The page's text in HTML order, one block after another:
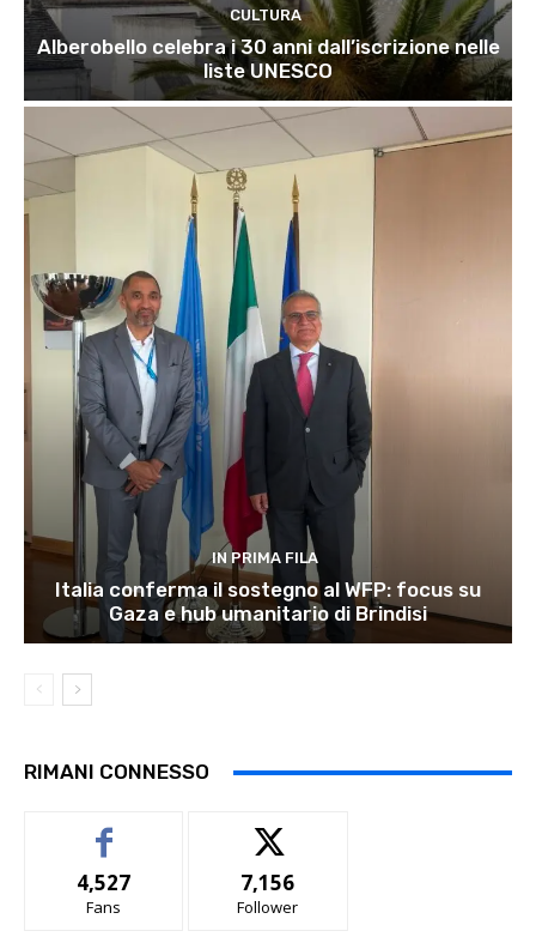
CULTURA
Alberobello celebra i 30 anni dall’iscrizione nelle
liste UNESCO
IN PRIMA FILA
Italia conferma il sostegno al WFP: focus su
Gaza e hub umanitario di Brindisi
RIMANI CONNESSO
4,527
Fans
7,156
Follower